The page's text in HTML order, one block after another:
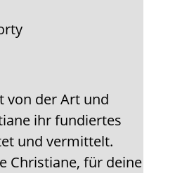
von der Art und
ihr fundiertes
und vermittelt.
Christiane, für deine